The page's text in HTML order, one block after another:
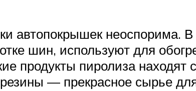
автопокрышек неоспорима.
шин, используют для
продукты пиролиза находят
— прекрасное сырье